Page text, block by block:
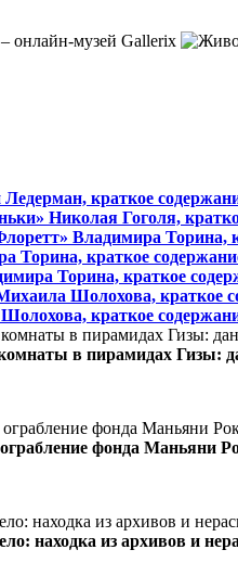
краткое
Николая Гоголя,
Владимира Торина,
Торина, краткое
Торина, краткое
Шолохова, краткое
краткое
в пирамидах Гизы:
фонда Маньяни
находка из архивов и